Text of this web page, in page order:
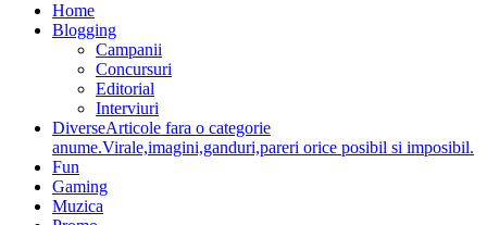
Home
Blogging
Campanii
Concursuri
Editorial
Interviuri
DiverseArticole fara o categorie
anume.Virale,imagini,ganduri,pareri orice posibil si imposibil.
Fun
Gaming
Muzica